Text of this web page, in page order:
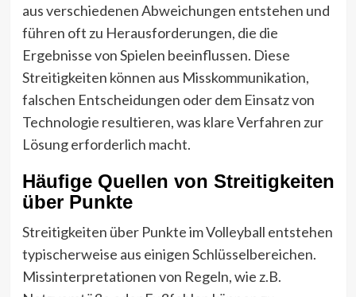
aus verschiedenen Abweichungen entstehen und
führen oft zu Herausforderungen, die die
Ergebnisse von Spielen beeinflussen. Diese
Streitigkeiten können aus Misskommunikation,
falschen Entscheidungen oder dem Einsatz von
Technologie resultieren, was klare Verfahren zur
Lösung erforderlich macht.
Häufige Quellen von Streitigkeiten
über Punkte
Streitigkeiten über Punkte im Volleyball entstehen
typischerweise aus einigen Schlüsselbereichen.
Missinterpretationen von Regeln, wie z.B.